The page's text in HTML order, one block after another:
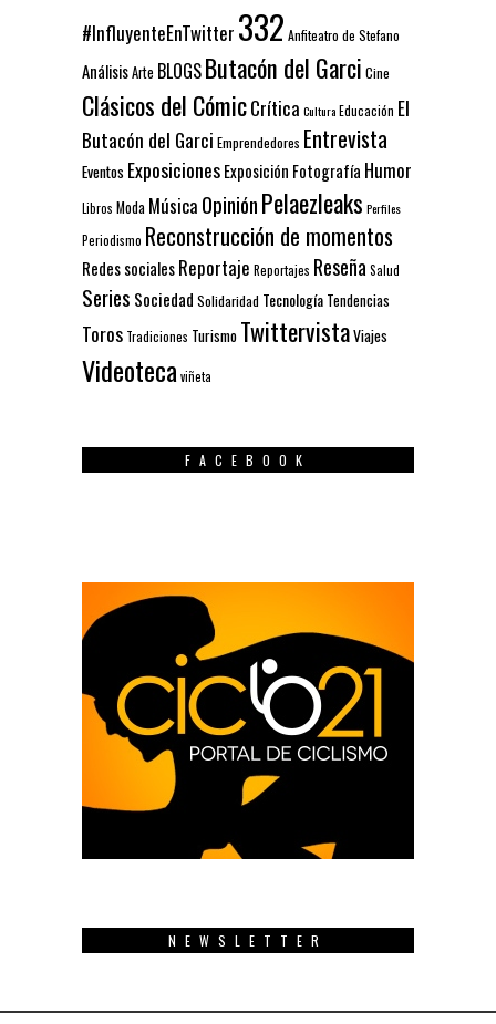
#InfluyenteEnTwitter 332 Anfiteatro de Stefano
AnálisisArte BLOGSButacón del Garci Cine
Clásicos del CómicCrítica CulturaEducación El
Butacón del Garci Emprendedores Entrevista
Eventos ExposicionesExposición Fotografía Humor
Libros Moda Música OpiniónPelaezleaks Perfiles
Periodismo Reconstrucción de momentos
Redes socialesReportaje Reportajes Reseña Salud
Series Sociedad Solidaridad Tecnología Tendencias
Toros Tradiciones Turismo TwittervistaViajes
Videoteca viñeta
FACEBOOK
NEWSLETTER